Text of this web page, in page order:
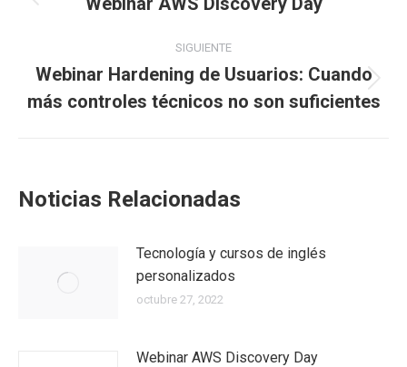
SIGUIENTE
Webinar Hardening de Usuarios: Cuando
más controles técnicos no son suficientes
Noticias Relacionadas
Tecnología y cursos de inglés
personalizados
octubre 27, 2022
Webinar AWS Discovery Day